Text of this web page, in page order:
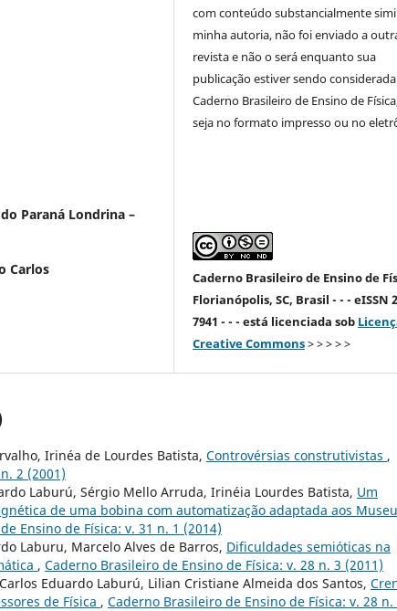
Paraná Londrina –
Carlos
com conteúdo substancialmente
minha autoria, não foi enviado a
revista e não o será enquanto sua
publicação estiver sendo
Caderno Brasileiro de Ensino de
seja no formato impresso ou no
Caderno Brasileiro de Ensino de
Florianópolis, SC, Brasil - - - eISSN
7941 - - - está licenciada sob
Creative Commons> > > > >
Irinéa de Lourdes Batista, Controvérsias construtivistas ,
2 (2001)
Laburú, Sérgio Mello Arruda, Irinéia Lourdes Batista, Um
de uma bobina com automatização adaptada aos
Ensino de Física: v. 31 n. 1 (2014)
Laburu, Marcelo Alves de Barros, Dificuldades semióticas na
, Caderno Brasileiro de Ensino de Física: v. 28 n. 3 (2011)
Eduardo Laburú, Lilian Cristiane Almeida dos Santos,
de Física , Caderno Brasileiro de Ensino de Física: v. 28 n.